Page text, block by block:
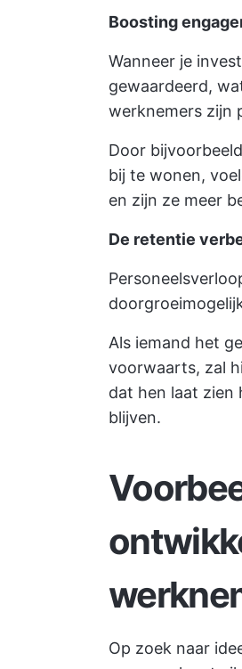
Boosting
Wanneer je
gewaardeerd,
werknemers zijn
Door
bij te wonen,
en zijn ze meer
De retentie
Als iemand het
voorwaarts, zal
dat hen laat zien
blijven.
Op zoek naar